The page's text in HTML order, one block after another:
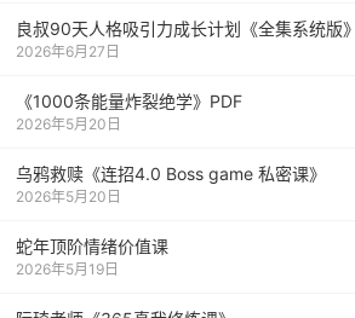
良叔90天人格吸引力成长计划《全集系统版》
2026年6月27日
《1000‮能条‬‎量‮裂炸‬‎绝学》PDF
2026年5月20日
乌鸦救赎《连招4.0 Boss game 私密课》
2026年5月20日
蛇年顶阶情绪价值课
2026年5月19日